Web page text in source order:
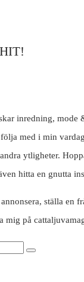
inredning, mode
med i min
ytligheter.
hitta en gnutta
ställa en
mig på